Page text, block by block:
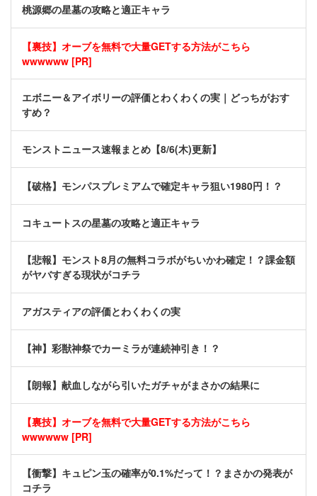
桃源郷の星墓の攻略と適正キャラ
【裏技】オーブを無料で大量GETする方法がこちら
wwwwww [PR]
エボニー＆アイボリーの評価とわくわくの実｜どっちがおす
すめ？
モンストニュース速報まとめ【8/6(木)更新】
【破格】モンパスプレミアムで確定キャラ狙い1980円！？
コキュートスの星墓の攻略と適正キャラ
【悲報】モンスト8月の無料コラボがちいかわ確定！？課金額
がヤバすぎる現状がコチラ
アガスティアの評価とわくわくの実
【神】彩獣神祭でカーミラが連続神引き！？
【朗報】献血しながら引いたガチャがまさかの結果に
【裏技】オーブを無料で大量GETする方法がこちら
wwwwww [PR]
【衝撃】キュピン玉の確率が0.1%だって！？まさかの発表が
コチラ